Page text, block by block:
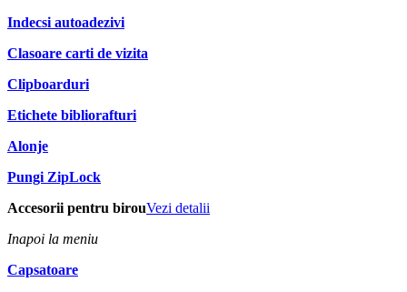
Indecsi autoadezivi
Clasoare carti de vizita
Clipboarduri
Etichete bibliorafturi
Alonje
Pungi ZipLock
Accesorii pentru birouVezi detalii
Inapoi la meniu
Capsatoare